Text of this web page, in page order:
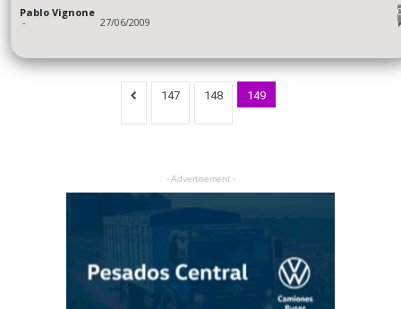
Pablo Vignone
- 27/06/2009
147 148 149
- Advertisement -